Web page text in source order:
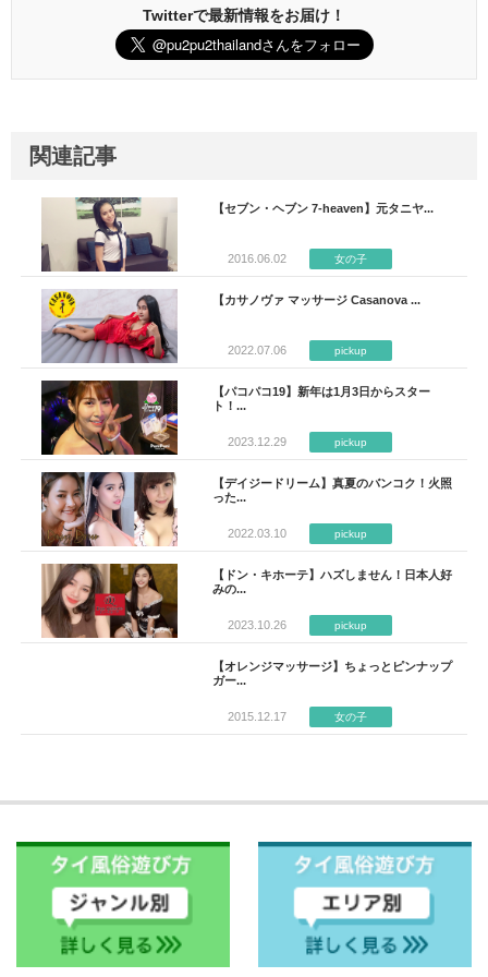
Twitterで最新情報をお届け！
関連記事
【セブン・ヘブン 7-heaven】元タニヤ...
2016.06.02 女の子
【カサノヴァ マッサージ Casanova ...
2022.07.06 pickup
【パコパコ19】新年は1月3日からスター
ト！...
2023.12.29 pickup
【デイジードリーム】真夏のバンコク！火照
った...
2022.03.10 pickup
【ドン・キホーテ】ハズしません！日本人好
みの...
2023.10.26 pickup
【オレンジマッサージ】ちょっとピンナップ
ガー...
2015.12.17 女の子